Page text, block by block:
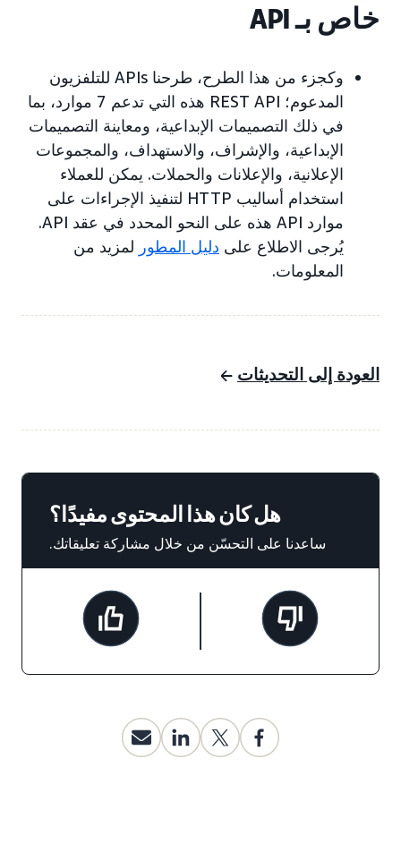
خاص بـ API
وكجزء من هذا الطرح، طرحنا APIs للتلفزيون
المدعوم؛ REST API هذه التي تدعم 7 موارد، بما
في ذلك التصميمات الإبداعية، ومعاينة التصميمات
الإبداعية، والإشراف، والاستهداف، والمجموعات
الإعلانية، والإعلانات والحملات. يمكن للعملاء
استخدام أساليب HTTP لتنفيذ الإجراءات على
موارد API هذه على النحو المحدد في عقد API.
يُرجى الاطلاع على دليل المطور لمزيد من
المعلومات.
العودة إلى التحديثات
هل كان هذا المحتوى مفيدًا؟
ساعدنا على التحسّن من خلال مشاركة تعليقاتك.